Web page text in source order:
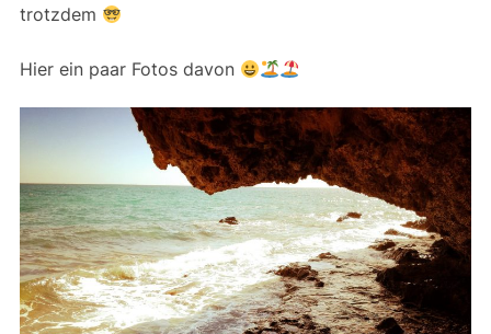
trotzdem
Hier ein paar Fotos davon